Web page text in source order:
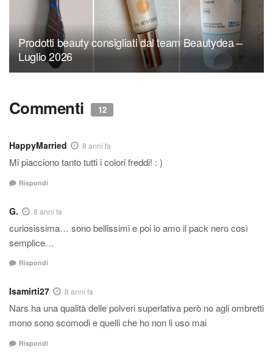
Prodotti beauty consigliati dal team Beautydea –
Luglio 2026
Commenti 12
HappyMarried 8 anni fa
Mi piacciono tanto tutti i colori freddi! : )
Rispondi
G. 8 anni fa
curiosissima… sono bellissimi e poi io amo il pack nero così
semplice…
Rispondi
Isamirti27 8 anni fa
Nars ha una qualità delle polveri superlativa però no agli ombretti
mono sono scomodi e quelli che ho non li uso mai
Rispondi